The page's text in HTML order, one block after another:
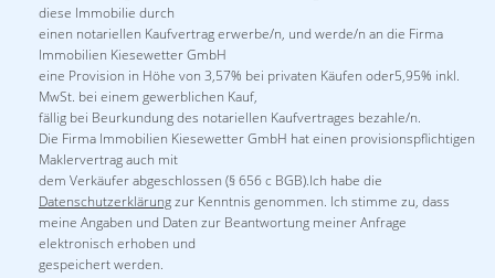
diese Immobilie durch
einen notariellen Kaufvertrag erwerbe/n, und werde/n an die Firma
Immobilien Kiesewetter GmbH
eine Provision in Höhe von 3,57% bei privaten Käufen oder5,95% inkl.
MwSt. bei einem gewerblichen Kauf,
fällig bei Beurkundung des notariellen Kaufvertrages bezahle/n.
Die Firma Immobilien Kiesewetter GmbH hat einen provisionspflichtigen
Maklervertrag auch mit
dem Verkäufer abgeschlossen (§ 656 c BGB).Ich habe die
Datenschutzerklärungzur Kenntnis genommen. Ich stimme zu, dass
meine Angaben und Daten zur Beantwortung meiner Anfrage
elektronisch erhoben und
gespeichert werden.